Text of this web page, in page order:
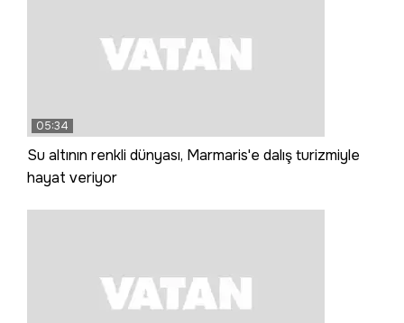
05:34
Su altının renkli dünyası, Marmaris'e dalış turizmiyle
hayat veriyor